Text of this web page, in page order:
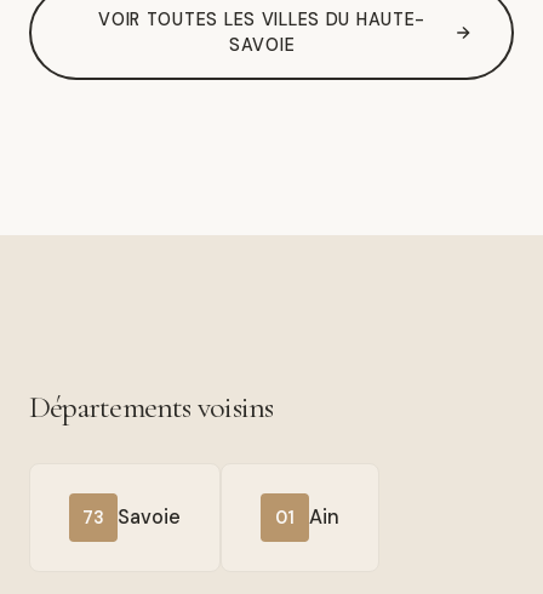
VOIR TOUTES LES VILLES DU HAUTE-
SAVOIE
Départements voisins
73 Savoie 01 Ain